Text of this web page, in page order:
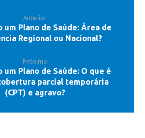
Anterior
um Plano de Saúde: Área de
Regional ou Nacional?
Próximo
um Plano de Saúde: O que é
parcial temporária
(CPT) e agravo?